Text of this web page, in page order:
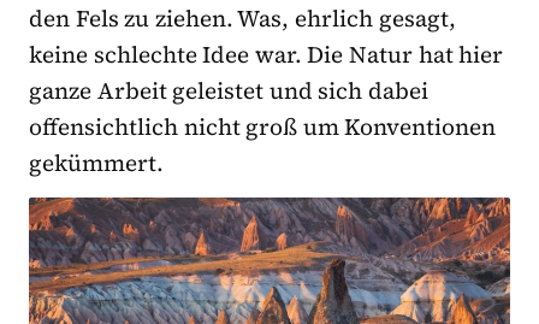
den Fels zu ziehen. Was, ehrlich gesagt,
keine schlechte Idee war. Die Natur hat hier
ganze Arbeit geleistet und sich dabei
offensichtlich nicht groß um Konventionen
gekümmert.